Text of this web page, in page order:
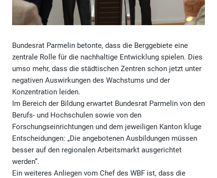
Bundesrat Parmelin betonte, dass die Berggebiete eine
zentrale Rolle für die nachhaltige Entwicklung spielen. Dies
umso mehr, dass die städtischen Zentren schon jetzt unter
negativen Auswirkungen des Wachstums und der
Konzentration leiden.
Im Bereich der Bildung erwartet Bundesrat Parmelin von den
Berufs- und Hochschulen sowie von den
Forschungseinrichtungen und dem jeweiligen Kanton kluge
Entscheidungen: „Die angebotenen Ausbildungen müssen
besser auf den regionalen Arbeitsmarkt ausgerichtet
werden“.
Ein weiteres Anliegen vom Chef des WBF ist, dass die